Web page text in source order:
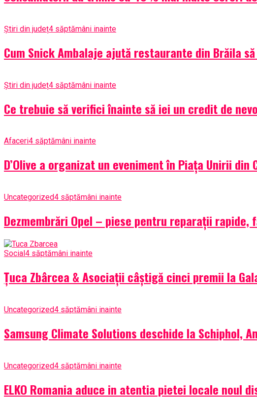
Știri din județ4 săptămâni inainte
Cum Snick Ambalaje ajută restaurante din Brăila
Știri din județ4 săptămâni inainte
Ce trebuie să verifici înainte să iei un credit de
Afaceri4 săptămâni inainte
D’Olive a organizat un eveniment în Piața Unirii din
Uncategorized4 săptămâni inainte
Dezmembrări Opel – piese pentru reparații
Social4 săptămâni inainte
Țuca Zbârcea & Asociații câștigă cinci premii la
Uncategorized4 săptămâni inainte
Samsung Climate Solutions deschide la Schiphol,
Uncategorized4 săptămâni inainte
ELKO Romania aduce in atentia pietei locale noul